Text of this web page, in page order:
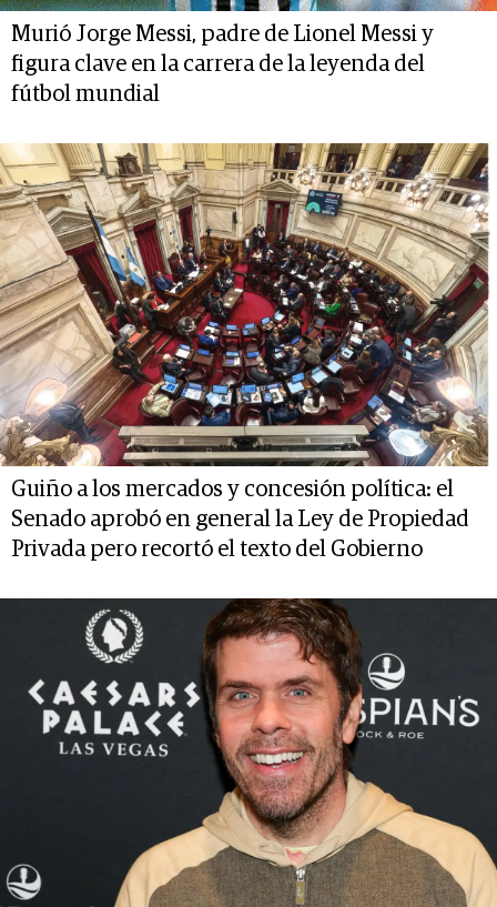
Murió Jorge Messi, padre de Lionel Messi y
figura clave en la carrera de la leyenda del
fútbol mundial
Guiño a los mercados y concesión política: el
Senado aprobó en general la Ley de Propiedad
Privada pero recortó el texto del Gobierno